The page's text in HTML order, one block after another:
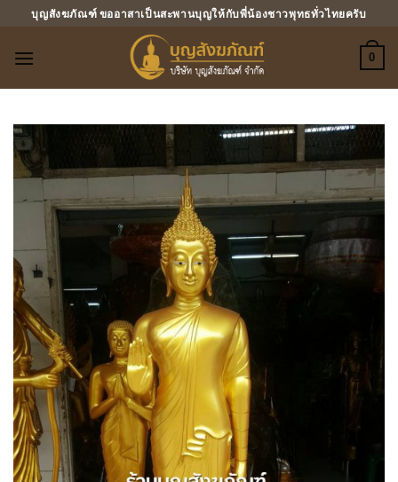
บุญสังฆภัณฑ์ ขออาสาเป็นสะพานบุญให้กับพี่น้องชาวพุทธทั่วไทยครับ
0